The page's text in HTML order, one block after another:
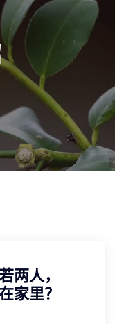
两人，
家里？